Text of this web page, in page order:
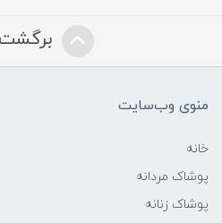
برگشت
منوی وب‌سایت
خانه
پوشاک مردانه
پوشاک زنانه